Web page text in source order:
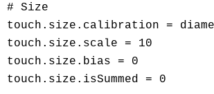
# Size
touch.size.calibration =
touch.size.scale = 10
touch.size.bias = 0
touch.size.isSummed = 0